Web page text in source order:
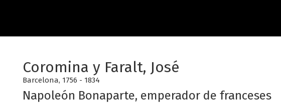
Coromina y Faralt, José
Barcelona, 1756 - 1834
Napoleón Bonaparte, emperador de franceses